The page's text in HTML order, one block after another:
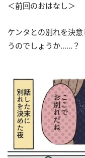
＜前回のおはなし＞
ケンタとの別れを決
うのでしょうか……？